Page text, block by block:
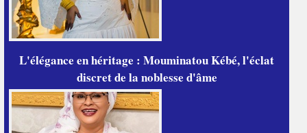
L'élégance en héritage : Mouminatou Kébé, l'éclat
discret de la noblesse d'âme